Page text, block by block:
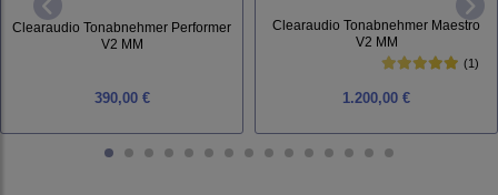
Clearaudio Tonabnehmer Performer
V2 MM
390,00 €
Clearaudio Tonabnehmer Maestro
V2 MM
(1)
1.200,00 €